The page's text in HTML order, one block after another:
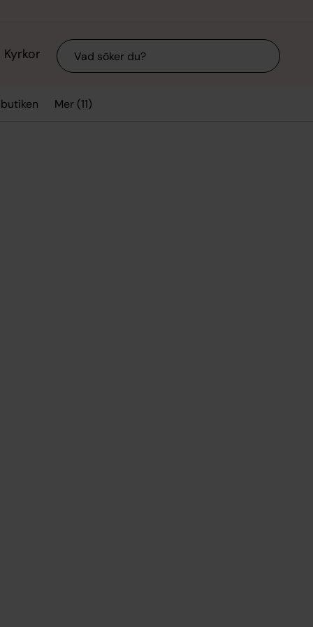
Kyrkor Sök
Mer (11)